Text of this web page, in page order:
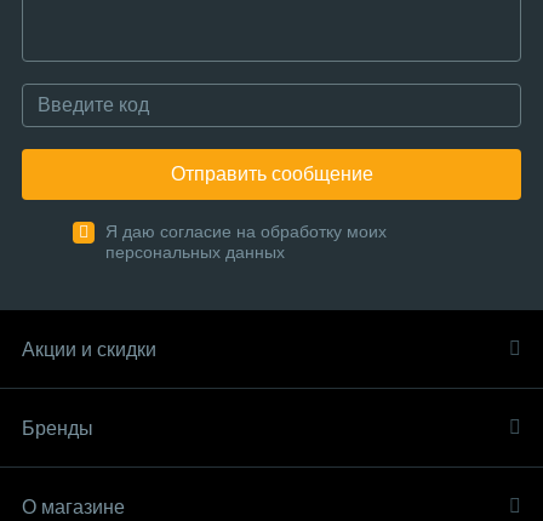
Отправить сообщение
Я даю согласие на обработку моих
персональных данных
Акции и скидки
Бренды
О магазине